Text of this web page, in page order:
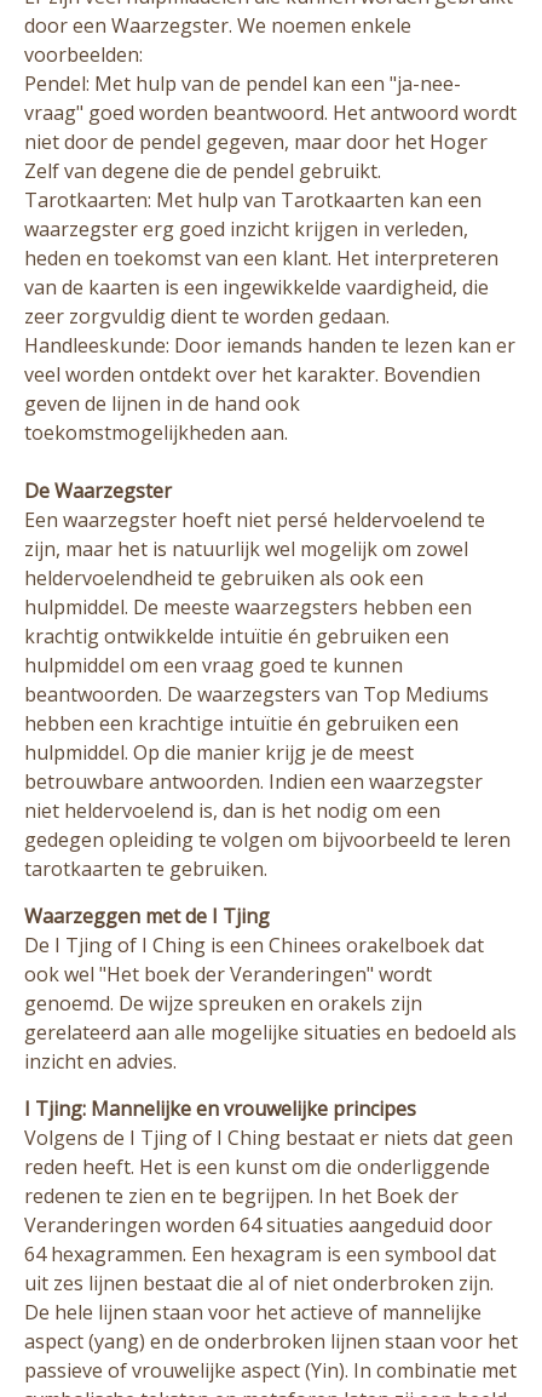
door een Waarzegster. We noemen enkele
voorbeelden:
Pendel: Met hulp van de pendel kan een "ja-nee-
vraag" goed worden beantwoord. Het antwoord wordt
niet door de pendel gegeven, maar door het Hoger
Zelf van degene die de pendel gebruikt.
Tarotkaarten: Met hulp van Tarotkaarten kan een
waarzegster erg goed inzicht krijgen in verleden,
heden en toekomst van een klant. Het interpreteren
van de kaarten is een ingewikkelde vaardigheid, die
zeer zorgvuldig dient te worden gedaan.
Handleeskunde: Door iemands handen te lezen kan er
veel worden ontdekt over het karakter. Bovendien
geven de lijnen in de hand ook
toekomstmogelijkheden aan.
De Waarzegster
Een waarzegster hoeft niet persé heldervoelend te
zijn, maar het is natuurlijk wel mogelijk om zowel
heldervoelendheid te gebruiken als ook een
hulpmiddel. De meeste waarzegsters hebben een
krachtig ontwikkelde intuïtie én gebruiken een
hulpmiddel om een vraag goed te kunnen
beantwoorden. De waarzegsters van Top Mediums
hebben een krachtige intuïtie én gebruiken een
hulpmiddel. Op die manier krijg je de meest
betrouwbare antwoorden. Indien een waarzegster
niet heldervoelend is, dan is het nodig om een
gedegen opleiding te volgen om bijvoorbeeld te leren
tarotkaarten te gebruiken.
Waarzeggen met de I Tjing
De I Tjing of I Ching is een Chinees orakelboek dat
ook wel "Het boek der Veranderingen" wordt
genoemd. De wijze spreuken en orakels zijn
gerelateerd aan alle mogelijke situaties en bedoeld als
inzicht en advies.
I Tjing: Mannelijke en vrouwelijke principes
Volgens de I Tjing of I Ching bestaat er niets dat geen
reden heeft. Het is een kunst om die onderliggende
redenen te zien en te begrijpen. In het Boek der
Veranderingen worden 64 situaties aangeduid door
64 hexagrammen. Een hexagram is een symbool dat
uit zes lijnen bestaat die al of niet onderbroken zijn.
De hele lijnen staan voor het actieve of mannelijke
aspect (yang) en de onderbroken lijnen staan voor het
passieve of vrouwelijke aspect (Yin). In combinatie met